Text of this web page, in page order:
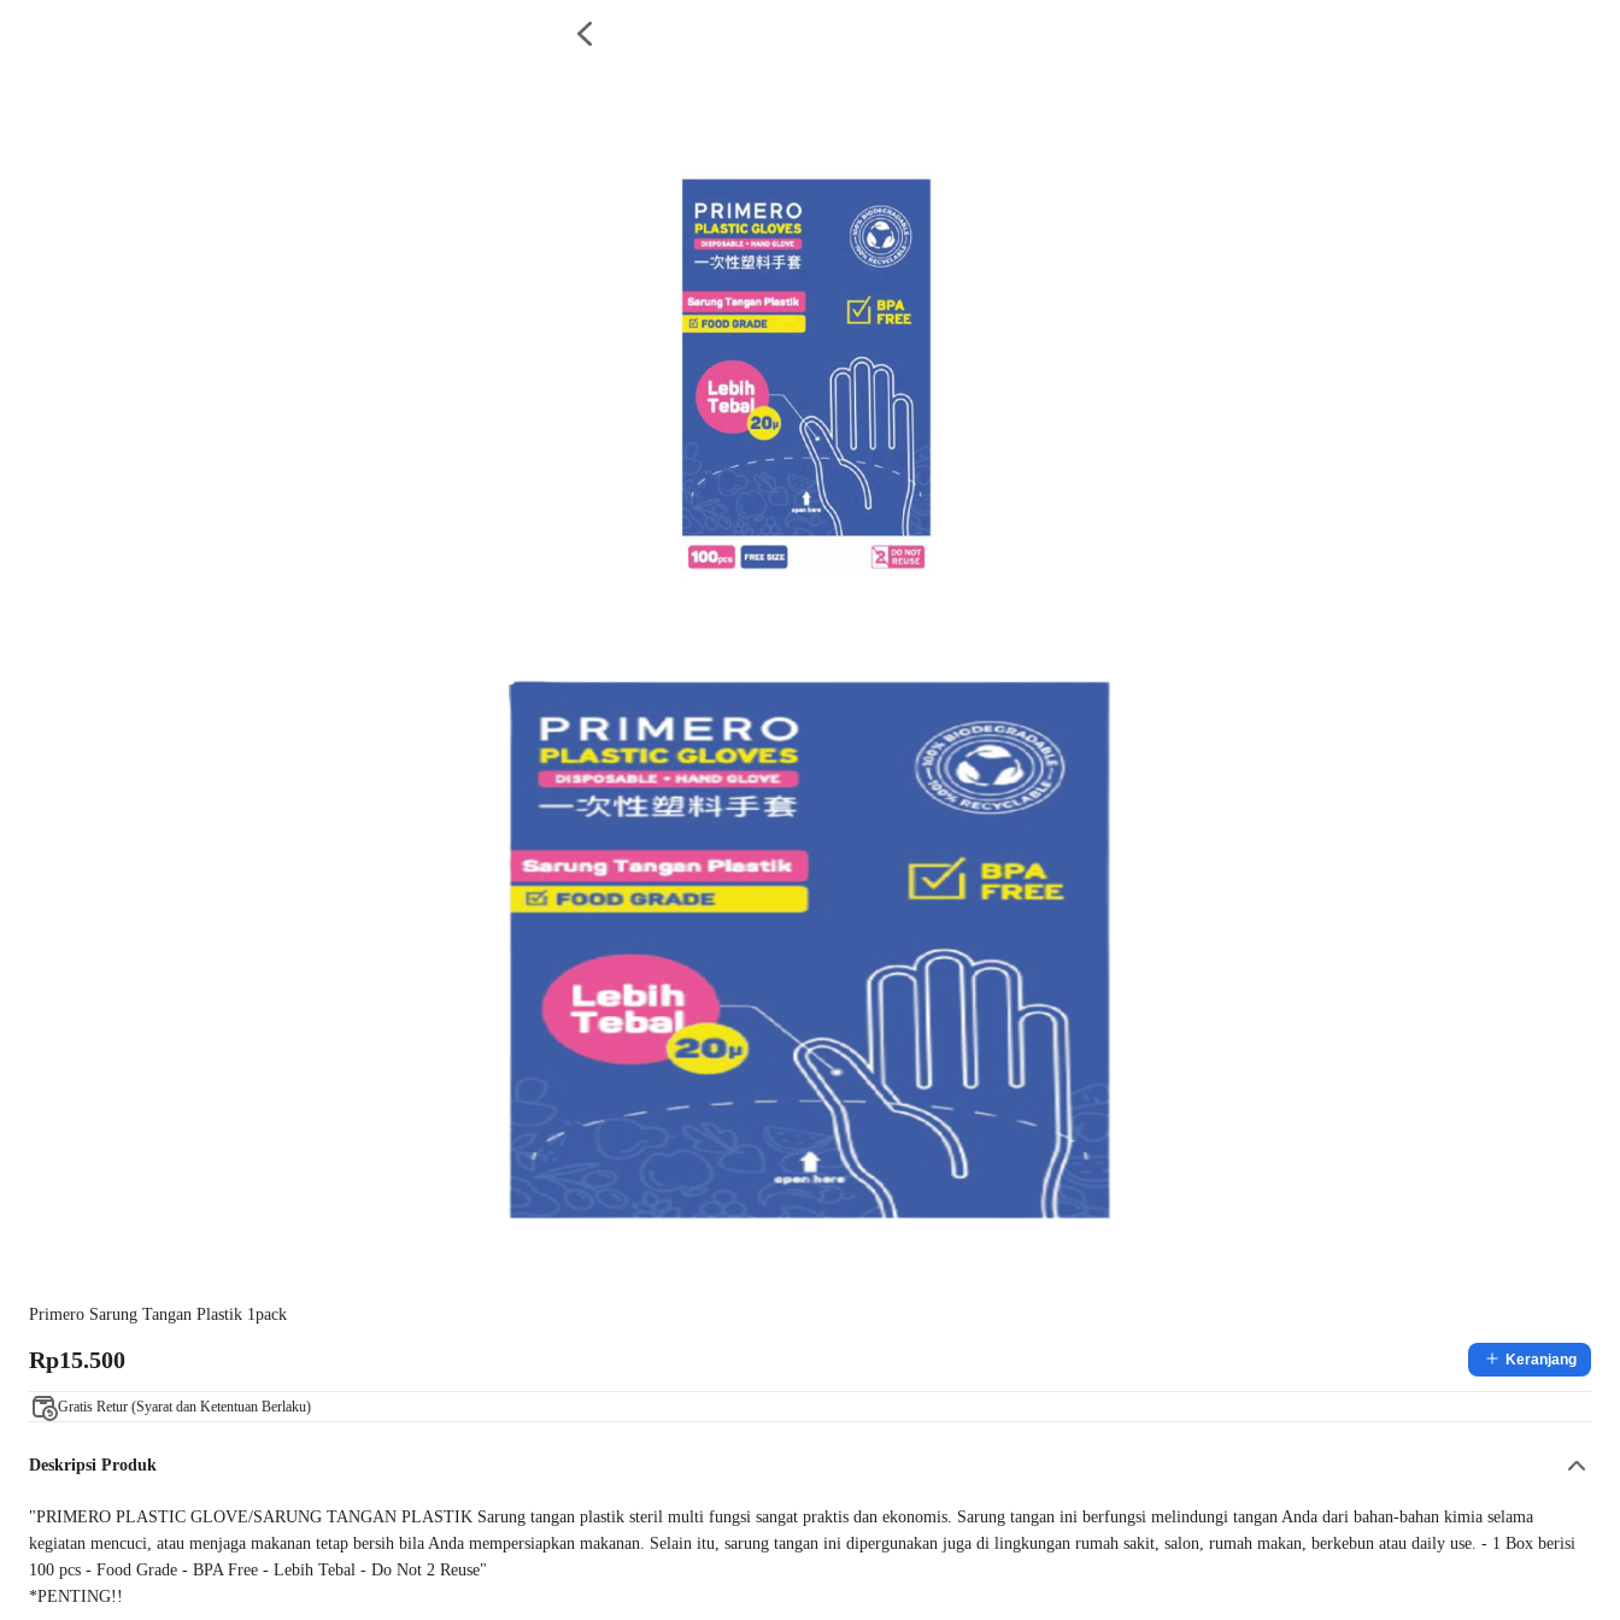
Primero Sarung Tangan Plastik 1pack
Rp15.500 Keranjang
Gratis Retur (Syarat dan Ketentuan Berlaku)
Deskripsi Produk
"PRIMERO PLASTIC GLOVE/SARUNG TANGAN PLASTIK Sarung tangan plastik steril multi fungsi sangat praktis dan ekonomis. Sarung tangan ini berfungsi melindungi tangan Anda dari bahan-bahan kimia selama
kegiatan mencuci, atau menjaga makanan tetap bersih bila Anda mempersiapkan makanan. Selain itu, sarung tangan ini dipergunakan juga di lingkungan rumah sakit, salon, rumah makan, berkebun atau daily use. - 1 Box berisi
100 pcs - Food Grade - BPA Free - Lebih Tebal - Do Not 2 Reuse"
*PENTING!!